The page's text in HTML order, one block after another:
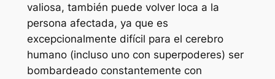
valiosa, también puede volver loca a la
persona afectada, ya que es
excepcionalmente difícil para el cerebro
humano (incluso uno con superpoderes) ser
bombardeado constantemente con